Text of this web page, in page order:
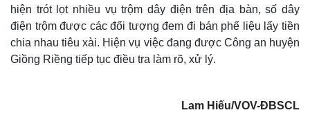
hiện trót lọt nhiều vụ trộm dây điện trên địa bàn, số dây
điện trộm được các đối tượng đem đi bán phế liệu lấy tiền
chia nhau tiêu xài. Hiện vụ việc đang được Công an huyện
Giồng Riềng tiếp tục điều tra làm rõ, xử lý.
Lam Hiếu/VOV-ĐBSCL